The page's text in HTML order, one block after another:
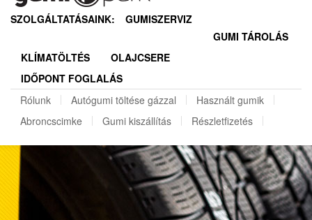
NYÁRI GUMI KERESŐ
REGISZTRÁCIÓ
SZOLGÁLTATÁSAINK:
GUMISZERVIZ
GUMI TÁROLÁS
KLÍMATÖLTÉS
OLAJCSERE
IDŐPONT FOGLALÁS
Rólunk
Autógumi töltése gázzal
Használt gumik
Abroncscimke
Gumi kiszállítás Részletfizetés